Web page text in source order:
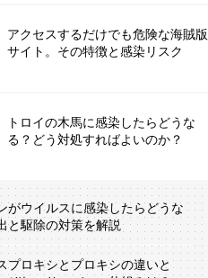
アクセスするだけでも危険な海賊版
サイト。その特徴と感染リスク
トロイの木馬に感染したらどうな
る？どう対処すればよいのか？
がウイルスに感染したらどうな
と駆除の対策を解説
プロキシとプロキシの違いと